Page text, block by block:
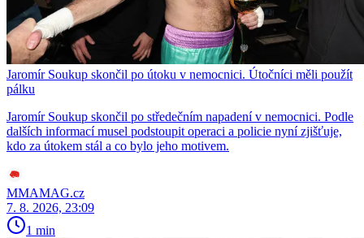
Jaromír Soukup skončil po útoku v nemocnici. Útočníci měli použít
pálku
Jaromír Soukup skončil po středečním napadení v nemocnici. Podle
dalších informací musel podstoupit operaci a policie nyní zjišťuje,
kdo za útokem stál a co bylo jeho motivem.
MMAMAG.cz
7. 8. 2026, 23:09
1 min